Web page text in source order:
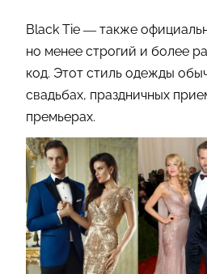
Black Tie — также
но менее строгий и более
код. Этот стиль одежды
свадьбах, праздничных
премьерах.